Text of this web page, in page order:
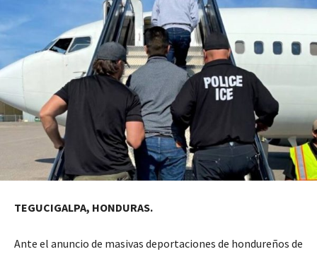
TEGUCIGALPA, HONDURAS.
Ante el anuncio de masivas deportaciones de hondureños de